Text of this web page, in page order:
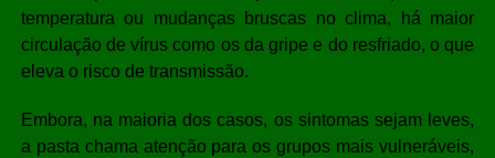
temperatura ou mudanças bruscas no clima, há maior
circulação de vírus como os da gripe e do resfriado, o que
eleva o risco de transmissão.
Embora, na maioria dos casos, os sintomas sejam leves,
a pasta chama atenção para os grupos mais vulneráveis,